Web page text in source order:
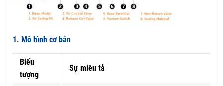
1. Mô hình cơ bản
Biểu
tượng
Sự miêu tả